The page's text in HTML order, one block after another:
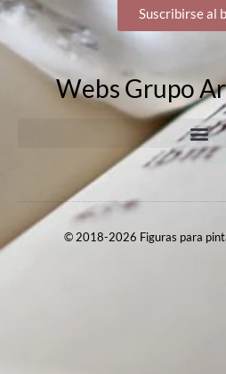
Suscribirse al
Webs Grupo
© 2018-2026 Figuras para